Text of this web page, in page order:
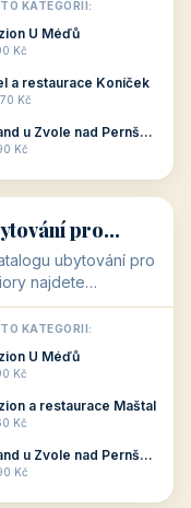
dostupné
v ČR. Budete
KATEGORII:
U Méďů
Kč
a restaurace Koníček
Kč
Šikland u Zvole nad Pernštejnem
Kč
33 objektů
pro
ubytování pro
najdete
a hotely, které
přizpůsobeny pro
klientů vyššího
Některé z nich
KATEGORII:
U Méďů
Kč
a restaurace Maštal
Kč
Šikland u Zvole nad Pernštejnem
Kč